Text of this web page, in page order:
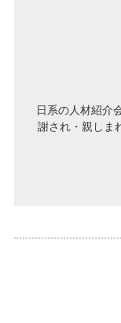
日系の人材紹介
謝され・親しま